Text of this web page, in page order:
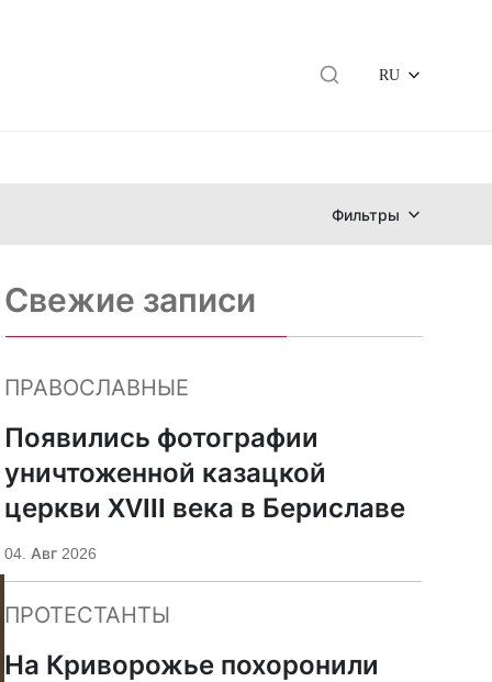
RU
Фильтры
Свежие записи
ПРАВОСЛАВНЫЕ
Появились фотографии
уничтоженной казацкой
церкви XVIII века в Бериславе
04. Авг 2026
ПРОТЕСТАНТЫ
На Криворожье похоронили